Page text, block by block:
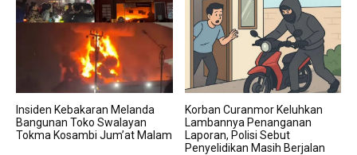
Insiden Kebakaran Melanda
Bangunan Toko Swalayan
Tokma Kosambi Jum’at Malam
Korban Curanmor Keluhkan
Lambannya Penanganan
Laporan, Polisi Sebut
Penyelidikan Masih Berjalan